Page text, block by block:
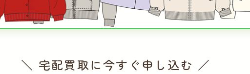
＼ 宅配買取に今すぐ申し込む ／